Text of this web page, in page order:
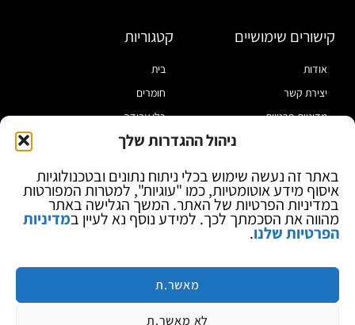
ניהול ההגדרות שלך
באתר זה נעשה שימוש בכלי ניתוח נתונים ובטכנולוגיות
איסוף מידע אוטומטיות, כמו "עוגיות", למטרות המפורטות
במדיניות הפרטיות של האתר. המשך הגלישה באתר
מהווה את הסכמתך לכך. למידע נוסף נא לעיין במדיניות
הפרטיות שלנו.
מאשר.ת
לא מאשר.ת
קישורים שימושיים
אודות
יצירת קשר
מדיניות פרטיות
בלוג
קטגוריות
בית
חומרים
כלי עבודה
מוצרי הלחמה
ספקי כח ומודדים
ציוד אופטי להגדלה
מותגים